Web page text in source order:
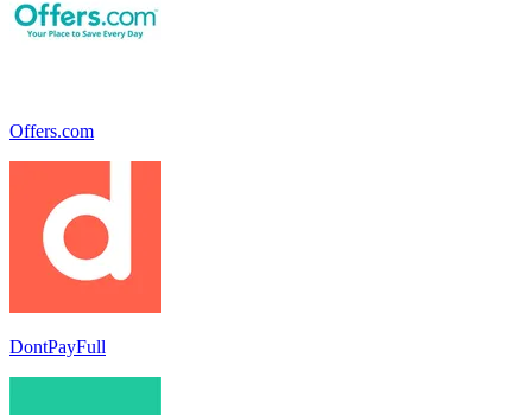
Offers.com
DontPayFull